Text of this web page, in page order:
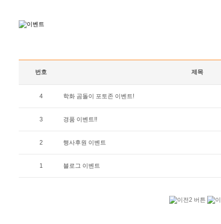
번호 제목
4 학화 곰돌이 포토존 이벤트!
3 경품 이벤트!!
2 행사후원 이벤트
1 블로그 이벤트